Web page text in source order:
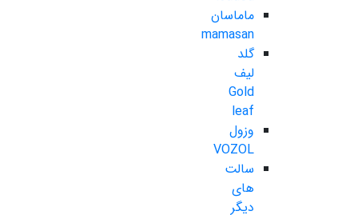
ماماسان
mamasan
گلد
لیف
Gold
leaf
وزول
VOZOL
سالت
های
دیگر